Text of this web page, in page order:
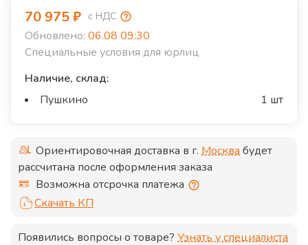
70 975₽ с НДС
Обновлено: 06.08 09:30
Специальные условия для юрлиц
Наличие, склад:
Пушкино
1 шт
Ориентировочная доставка в г. Москвабудет
рассчитана после оформления заказа
Возможна отсрочка платежа
Скачать КП
Появились вопросы о товаре? Узнать у специалиста